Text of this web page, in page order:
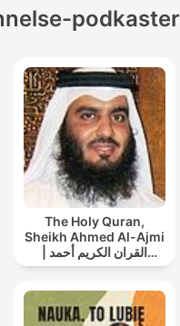
podkaster
The Holy Quran,
Sheikh Ahmed Al-Ajmi
العجمي